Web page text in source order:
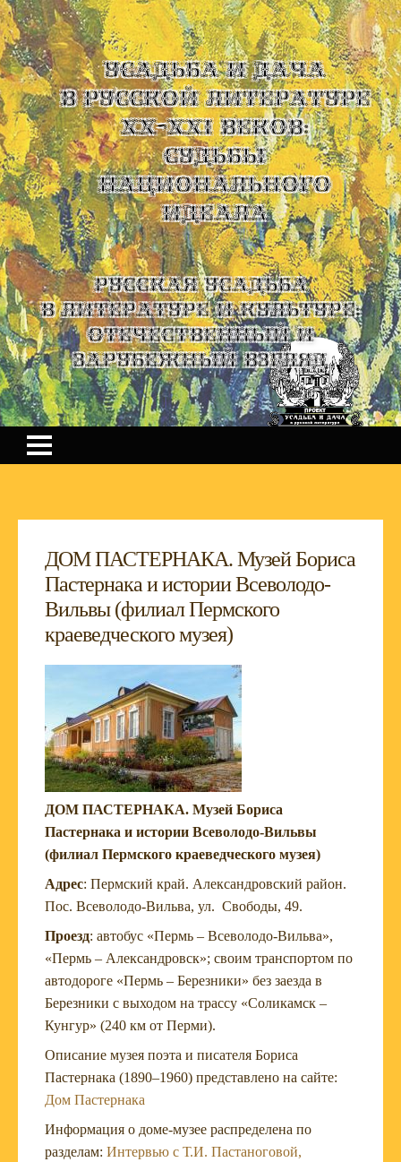
УСАДЬБА И ДАЧА
В РУССКОЙ ЛИТЕРАТУРЕ
XX-XXI ВЕКОВ:
СУДЬБЫ
НАЦИОНАЛЬНОГО
ИДЕАЛА
Русская усадьба
в литературе и культуре:
отечественный и
зарубежный взгляд
ДОМ ПАСТЕРНАКА. Музей Бориса
Пастернака и истории Всеволодо-
Вильвы (филиал Пермского
краеведческого музея)
ДОМ ПАСТЕРНАКА. Музей Бориса
Пастернака и истории Всеволодо-Вильвы
(филиал Пермского краеведческого музея)
Адрес: Пермский край. Александровский район.
Пос. Всеволодо-Вильва, ул. Свободы, 49.
Проезд: автобус «Пермь – Всеволодо-Вильва»,
«Пермь – Александровск»; своим транспортом по
автодороге «Пермь – Березники» без заезда в
Березники с выходом на трассу «Соликамск –
Кунгур» (240 км от Перми).
Описание музея поэта и писателя Бориса
Пастернака (1890–1960) представлено на сайте:
Дом Пастернака
Информация о доме-музее распределена по
разделам: Интервью с Т.И. Пастаноговой,